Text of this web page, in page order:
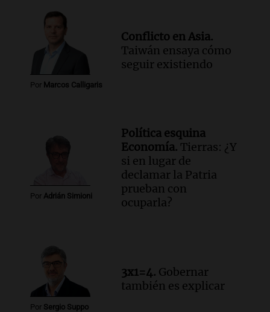
Panorama Federal
Audio.
Detienen a hombre con
elementos robados en Rafaela durante
la madrugada del viernes
Panorama Federal
Córdoba: delincuentes escapados con
dinero y objetos de valor
Panorama Federal
Por Marcos Calligaris
Conflicto en Asia.
Taiwán ensaya cómo
seguir existiendo
Por Adrián Simioni
Política esquina
Economía. Tierras: ¿Y
si en lugar de
declamar la Patria
prueban con
ocuparla?
Por Sergio Suppo
3x1=4. Gobernar
también es explicar